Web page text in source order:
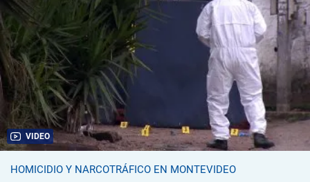
VIDEO
HOMICIDIO Y NARCOTRÁFICO EN MONTEVIDEO